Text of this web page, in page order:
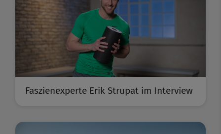
Faszienexperte Erik Strupat im Interview